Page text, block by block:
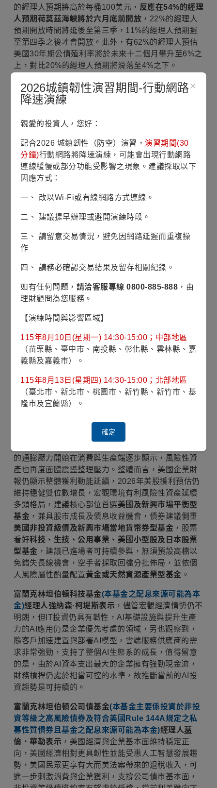
的經理人預期將高於每桶100美元， 反應在54%的經理
人預期荷莫茲海峽將於六月底前開放 ，22%的經理人
預期開放時間將延後至第三季，11%的經理人預期遲
至第四季之後才會開放。此外，有62%的經理人預估
美國30年期公債殖利率將於未來十二個月攀升至6%之
上，對比20%的經理人預期將滑落至4%之下。
尾端風險部分，「第二波通膨」以40%的比例竄升至
最可能的尾端風險，地緣政治衝突與債券殖利率無序
經理人擔憂通膨壓力，但僅16%的經理人預期聯準會
按兵不動的比例皆為29%。在擁擠交易方面，「做多
全球半導體」以73%的比例高居最擁擠交易第一名寶
座，做多科技七雄與做多石油分列二、三名。此外，
最可能引發信用危機事件的風險來源為美國影子銀行
供應商的資本支出與美國消費者信貸分列二、三名。
在資產配置方面，對於股票的配置由前一個月的淨
13%加碼大幅回升至淨50%加碼，對於債券的配置比
重則由上個月的淨33%減碼下滑至淨44%減碼。各區
41%加碼回升至淨48%加碼、美股配置由淨10%減碼
至淨4%減碼、對日股的配置由淨11%減碼下滑至淨
13%減碼，另外，對科技類股的配置由淨14%加碼回
升至淨33%加碼。
資料依據彭博資訊，5月份美銀美林經理人調查於
5/8~5/14進行，對管理4,610億美元資產的170位經理
人進行調查。
美國企業獲利動能延續，有利多頭格局
富蘭克林證券投顧表示，全球金融市場評價水準來到
高位勢必引發更嚴格基本面檢視，加上已進入第三個
的通膨壓力開始在消費與生產端逐步顯示，風險性資
產也再度面臨震盪整理壓力。整體而言，美國企業財
報仍顯示整體獲利動能延續，2026年美股獲利預估仍
維持穩健雙位數增長，宏觀環境有利風險性資產延續
多頭格局，建議核心部位首選美國及新興市場平衡型
基金 ，兼具股市成長及債息收益機會，債券建議側重
美國非投資級債及新興市場當地貨幣券型基金 ，股票
看好科技、生技、公用事業、美國小型股及日本股票
型基金 ，建議已進場者可持續參與，無須預設高檔以
免錯失長線機會，空手者採取回檔分批佈局，並依個
人風險屬性酌量配置黃金或天然資源產業型基金 。
富蘭克林坦伯頓科技基金(本基金之配息來源可能為本
金)經理人強納森·柯堤斯表示 ，儘管宏觀經濟情勢仍不
明朗，但IT投資仍具有韌性，AI基礎設施與提升生產
力的AI應用仍是企業優先考慮的領域，另也觀察到，
隨客戶加速建置與部署AI模型，雲端服務供應商的需
求非常強勁，支持了整個AI生態系的成長，值得留意
的是，由於AI資本支出最大的企業擁有強勁現金流，
財務槓桿仍處於相當可控的水準，故推斷當前的AI投
資趨勢是可持續的。
富蘭克林坦伯頓公司債基金(本基金主要係投資於非投
資等級之高風險債券及符合美國Rule 144A規定之私
募性質債券且基金之配息來源可能為本金)經理人葛
倫．華勒表示 ，美國經濟與企業基本面維持穩定正
向，美國經濟相對更具韌性並能受惠人工智慧發展趨
勢，美國民眾更享有大而美法案帶來的退稅收入，可
進一步刺激消費與企業獲利，支撐公司債市基本面，
2026城鎮韌性演習期間-行動網路
降速演練
親愛的投資人，您好：
配合2026 城鎮韌性（防空）演習，演習期間(30
分鐘)行動網路將降速演練，可能會出現行動網路
連線緩慢或部分功能受影響之現象。建議採取以下
因應方式：
一、 改以Wi-Fi或有線網路方式連線。
二、 建議提早辦理或避開演練時段。
三、 請留意交易情況，避免因網路延遲而重複操
作
四、 請務必確認交易結果及留存相關紀錄。
如有任何問題， 請洽客服專線 0800-885-888 ，由
理財顧問為您服務。
【演練時間與影響區域】
115年8月10日(星期一) 14:30-15:00；中部地區
（苗栗縣、臺中市、南投縣、彰化縣、雲林縣、嘉
義縣及嘉義市）。
115年8月13日(星期四) 14:30-15:00；北部地區
（臺北市、新北市、桃園市、新竹縣、新竹市、基
隆市及宜蘭縣）。
確定